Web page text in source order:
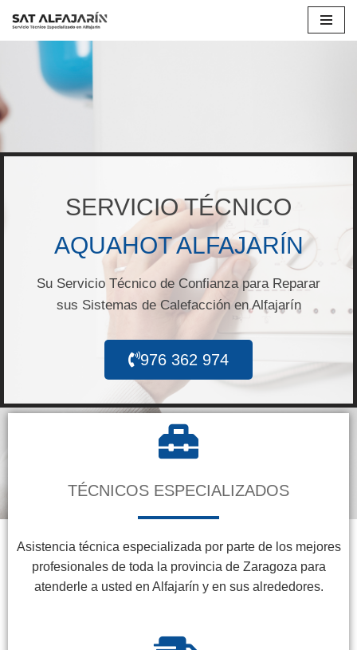
Saltar
contenido
SERVICIO TÉCNICO
AQUAHOT ALFAJARÍN
Su Servicio Técnico de Confianza para Reparar
sus Sistemas de Calefacción en Alfajarín
976 362 974
TÉCNICOS ESPECIALIZADOS
Asistencia técnica especializada por parte de los mejores
profesionales de toda la provincia de Zaragoza para
atenderle a usted en Alfajarín y en sus alrededores.